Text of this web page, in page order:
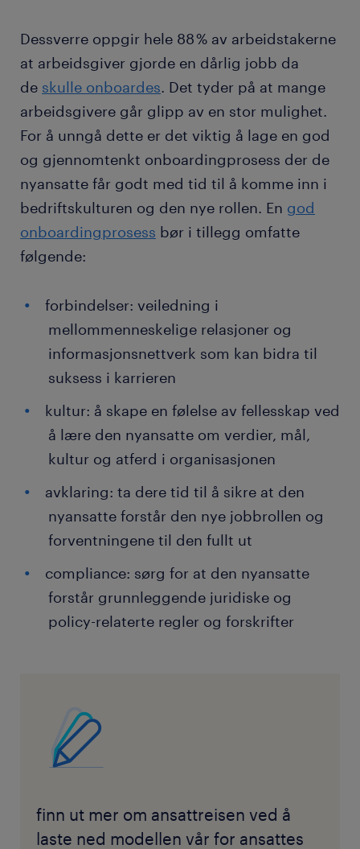
Dessverre oppgir hele 88 % av arbeidstakerne
at arbeidsgiver gjorde en dårlig jobb da
de skulle onboardes. Det tyder på at mange
arbeidsgivere går glipp av en stor mulighet.
For å unngå dette er det viktig å lage en god
og gjennomtenkt onboardingprosess der de
nyansatte får godt med tid til å komme inn i
bedriftskulturen og den nye rollen. En god
onboardingprosess bør i tillegg omfatte
følgende:
forbindelser: veiledning i
mellommenneskelige relasjoner og
informasjonsnettverk som kan bidra til
suksess i karrieren
kultur: å skape en følelse av fellesskap ved
å lære den nyansatte om verdier, mål,
kultur og atferd i organisasjonen
avklaring: ta dere tid til å sikre at den
nyansatte forstår den nye jobbrollen og
forventningene til den fullt ut
compliance: sørg for at den nyansatte
forstår grunnleggende juridiske og
policy-relaterte regler og forskrifter
finn ut mer om ansattreisen ved å
laste ned modellen vår for ansattes